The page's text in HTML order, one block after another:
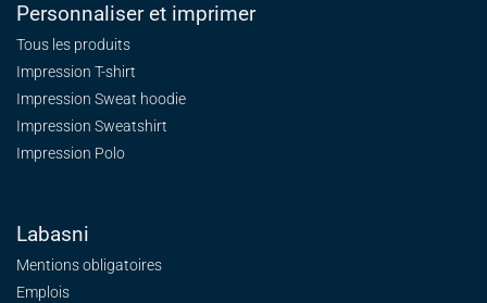
Personnaliser et imprimer
Tous les produits
Impression T-shirt
Impression Sweat hoodie
Impression Sweatshirt
Impression Polo
Labasni
Mentions obligatoires
Emplois